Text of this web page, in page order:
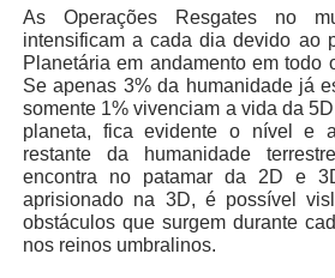
As Operações Resgates no
intensificam a cada dia devido ao
Planetária em andamento em todo
Se apenas 3% da humanidade já
somente 1% vivenciam a vida da
planeta, fica evidente o nível e
restante da humanidade
encontra no patamar da 2D e
aprisionado na 3D, é possível
obstáculos que surgem durante
nos reinos umbralinos.